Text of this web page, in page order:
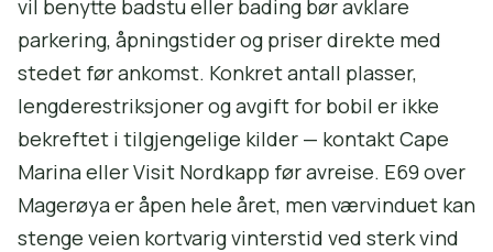
vil benytte badstu eller bading bør avklare
parkering, åpningstider og priser direkte med
stedet før ankomst. Konkret antall plasser,
lengde­restriksjoner og avgift for bobil er ikke
bekreftet i tilgjengelige kilder — kontakt Cape
Marina eller Visit Nordkapp før avreise. E69 over
Magerøya er åpen hele året, men vær­vinduet kan
stenge veien kort­varig vinterstid ved sterk vind